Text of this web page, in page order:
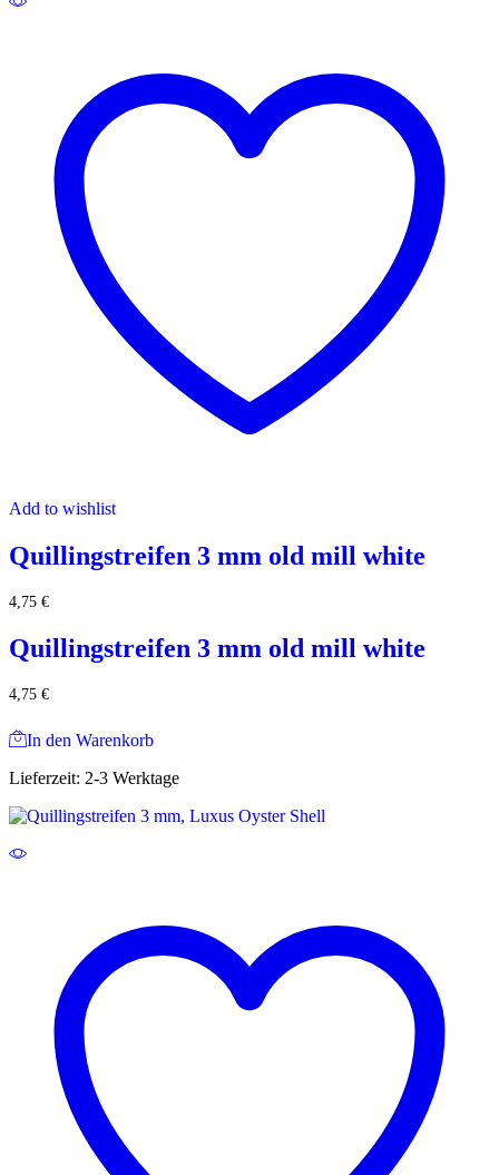
Add to wishlist
Quillingstreifen 3 mm old mill white
4,75 €
Quillingstreifen 3 mm old mill white
4,75 €
In den Warenkorb
Lieferzeit: 2-3 Werktage